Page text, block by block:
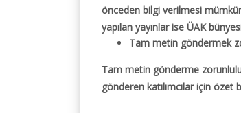
önceden bilgi verilmesi
yapılan yayınlar ise ÜAK
Tam metin göndermek
Tam metin gönderme
gönderen katılımcılar için özet